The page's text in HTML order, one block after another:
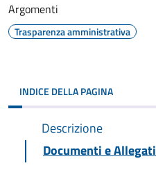
Argomenti
Trasparenza amministrativa
INDICE DELLA PAGINA
Descrizione
Documenti e Allegati